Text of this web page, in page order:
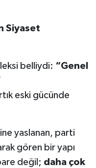
Siyaset
belliydi: “Genel
eski gücünde
yaslanan, parti
gören bir yapı
değil; daha çok